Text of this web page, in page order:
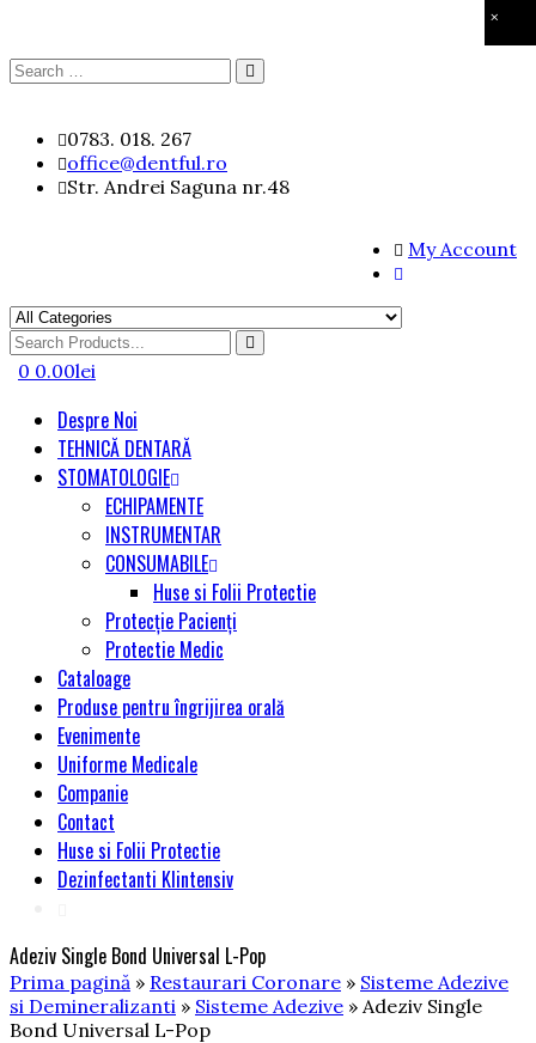
×
Search
content
0783. 018. 267
office@dentful.ro
Str. Andrei Saguna nr.48
My Account
Search
for
0 0.00lei
Despre Noi
TEHNICĂ DENTARĂ
STOMATOLOGIE
ECHIPAMENTE
INSTRUMENTAR
CONSUMABILE
Huse si Folii Protectie
Protecție Pacienți
Protectie Medic
Cataloage
Produse pentru îngrijirea orală
Evenimente
Uniforme Medicale
Companie
Contact
Huse si Folii Protectie
Dezinfectanti Klintensiv
Adeziv Single Bond Universal L-Pop
Prima pagină » Restaurari Coronare » Sisteme Adezive
si Demineralizanti » Sisteme Adezive » Adeziv Single
Bond Universal L-Pop